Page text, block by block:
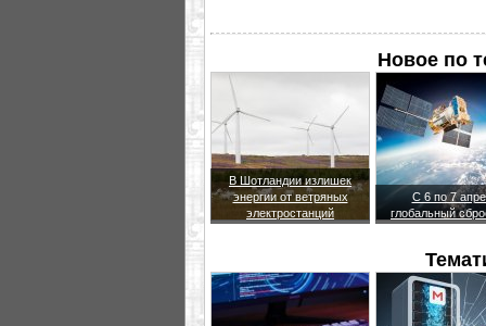
Новое по
В Шотландии излишек
энергии от ветряных
электростанций
С 6 по 7
глобальный